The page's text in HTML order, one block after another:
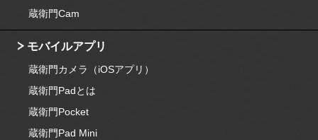
蔵衛門Cam
モバイルアプリ
蔵衛門カメラ（iOSアプリ）
蔵衛門Padとは
蔵衛門Pocket
蔵衛門Pad Mini